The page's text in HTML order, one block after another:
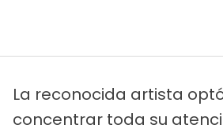
La reconocida artista
concentrar toda su